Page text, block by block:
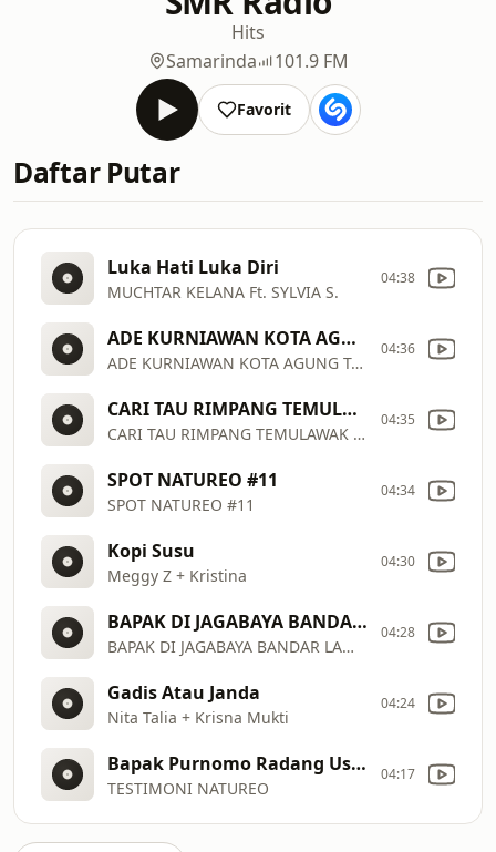
Hits
Samarinda
101.9 FM
Favorit
Daftar Putar
Luka Hati Luka Diri
MUCHTAR KELANA Ft. SYLVIA S.
04:38
ADE KURNIAWAN KOTA AGUNG TANGGAMUS SUSU ETAWA SKS AP NR
ADE KURNIAWAN KOTA AGUNG TANGGAMUS SUSU ETAWA SKS AP N
04:36
CARI TAU RIMPANG TEMULAWAK NATUREO
CARI TAU RIMPANG TEMULAWAK NATUREO
04:35
SPOT NATUREO #11
SPOT NATUREO #11
04:34
Kopi Susu
Meggy Z + Kristina
04:30
BAPAK DI JAGABAYA BANDAR LAMPUNG NATUREO ROYAL PANDANUS NO BACKSOUND
BAPAK DI JAGABAYA BANDAR LAMPUNG NATUREO ROYAL PANDANUS
04:28
Gadis Atau Janda
Nita Talia + Krisna Mukti
04:24
Bapak Purnomo Radang Usus
TESTIMONI NATUREO
04:17